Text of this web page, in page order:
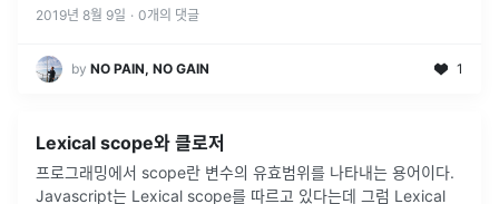
행 끝 결과 클로저...
2019년 8월 9일 · 0개의 댓글
by NO PAIN, NO GAIN 1
Lexical scope와 클로저
프로그래밍에서 scope란 변수의 유효범위를 나타내는 용어이다.
Javascript는 Lexical scope를 따르고 있다는데 그럼 Lexical